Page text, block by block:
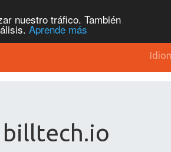
nuestro tráfico. También
Aprende más
billtech.io